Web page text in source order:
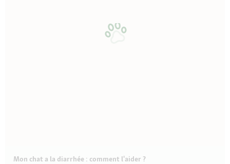
Mon chat a la diarrhée : comment l'aider ?